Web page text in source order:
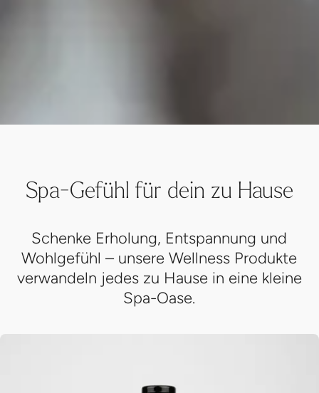
Spa-Gefühl für dein zu Hause
Schenke Erholung, Entspannung und
Wohlgefühl – unsere Wellness Produkte
Spa-Oase.